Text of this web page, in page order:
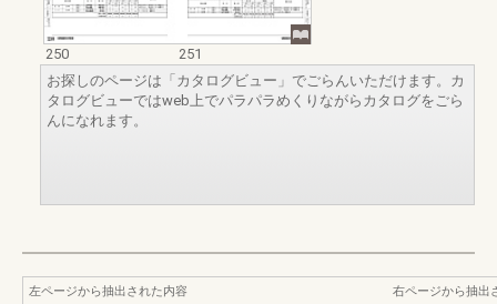
250
251
お探しのページは「カタログビュー」でごらんいただけます。カ
タログビューではweb上でパラパラめくりながらカタログをごら
んになれます。
左ページから抽出された内容
右ページから抽出